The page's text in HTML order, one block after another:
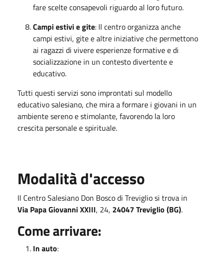
fare scelte consapevoli riguardo al loro futuro.
Campi estivi e gite: Il centro organizza anche
campi estivi, gite e altre iniziative che permettono
ai ragazzi di vivere esperienze formative e di
socializzazione in un contesto divertente e
educativo.
Tutti questi servizi sono improntati sul modello
educativo salesiano, che mira a formare i giovani in un
ambiente sereno e stimolante, favorendo la loro
crescita personale e spirituale.
Modalità d'accesso
Il Centro Salesiano Don Bosco di Treviglio si trova in
Via Papa Giovanni XXIII, 24, 24047 Treviglio (BG).
Come arrivare:
In auto: